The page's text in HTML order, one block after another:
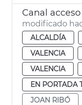
modificado
ALCALDÍA
VALENCIA
VALENCIA
EN PORTADA
JOAN RIBÓ